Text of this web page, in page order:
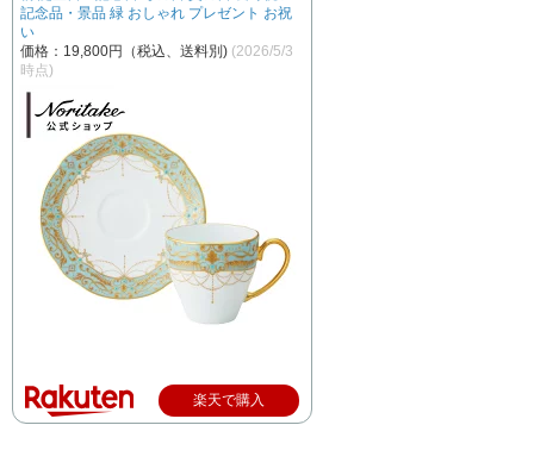
記念品・景品 緑 おしゃれ プレゼント お祝
い
価格：19,800円（税込、送料別) (2026/5/3
時点)
楽天で購入